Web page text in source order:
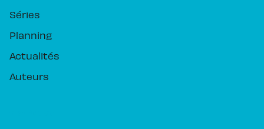
Séries
Planning
Actualités
Auteurs